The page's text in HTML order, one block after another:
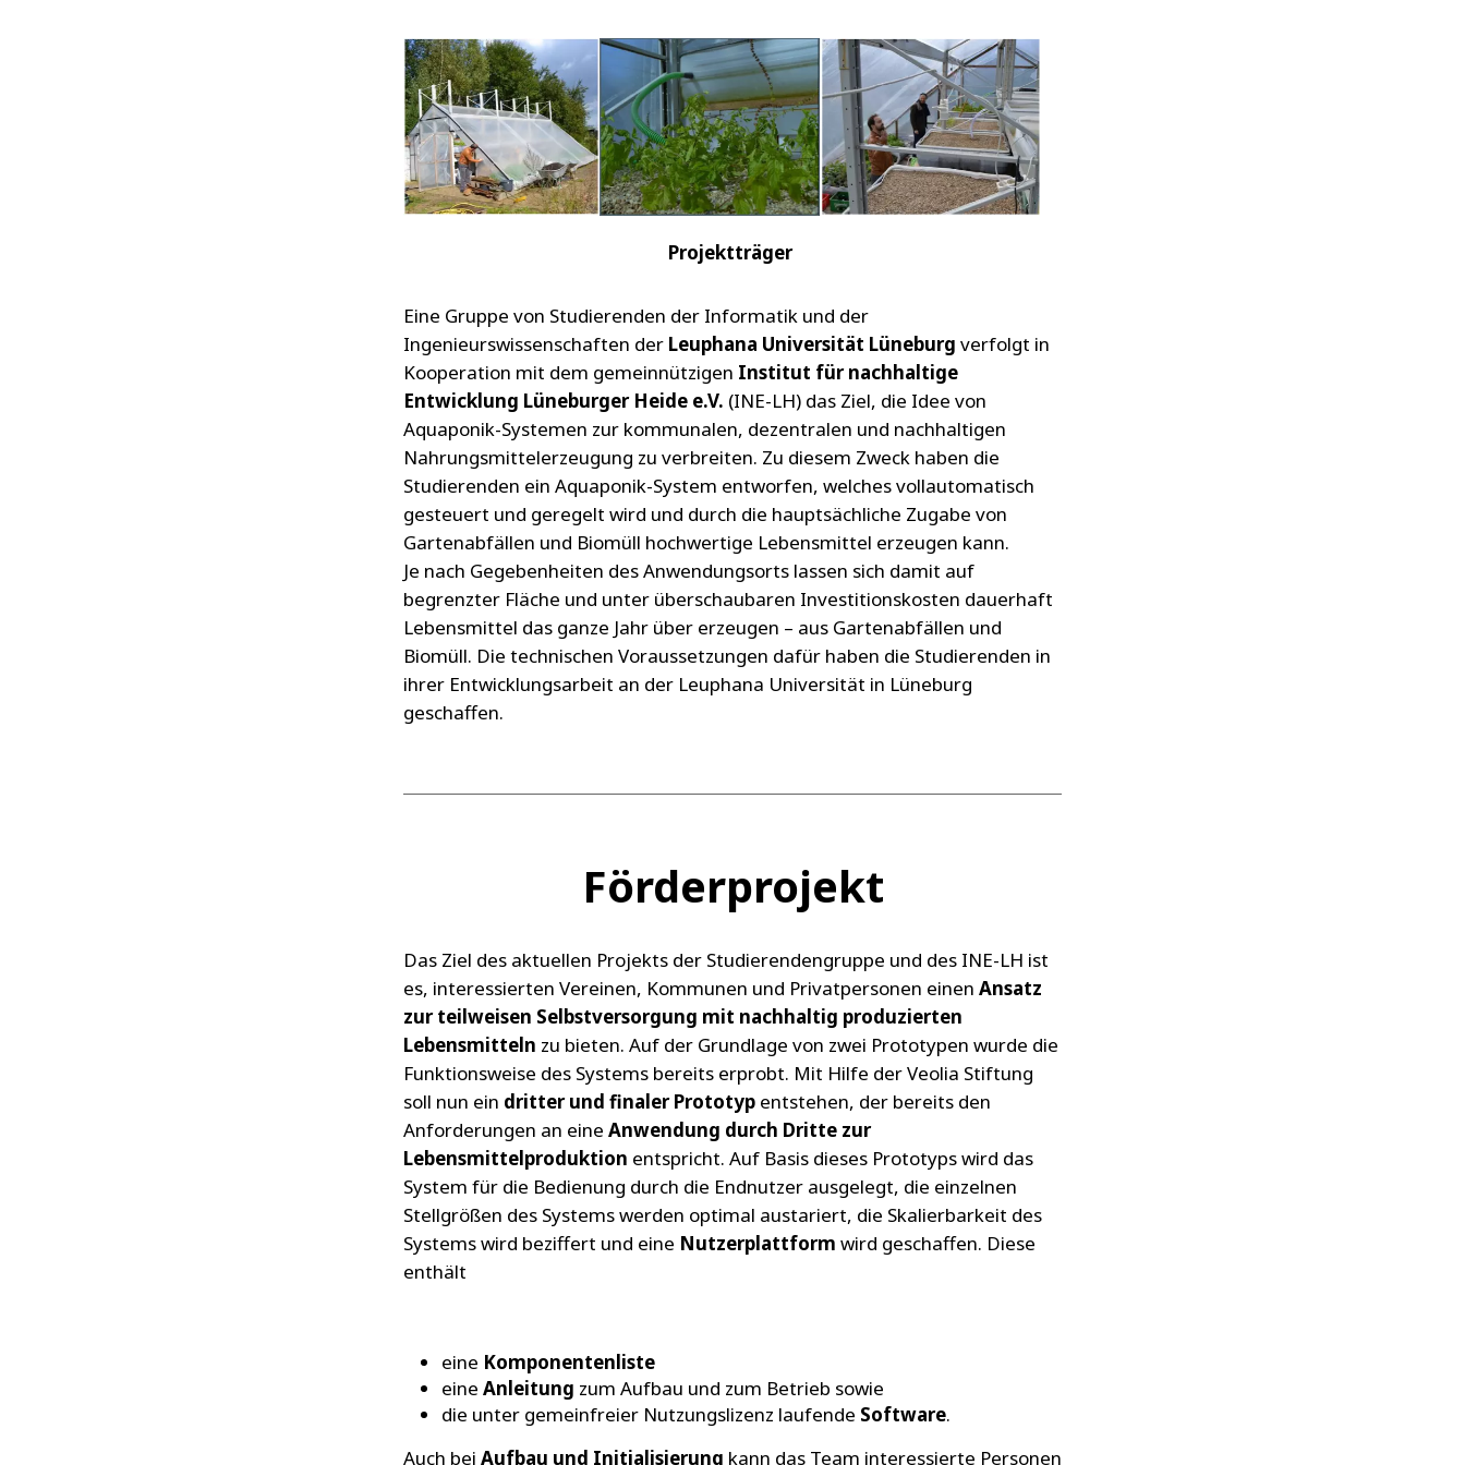
Projektträger
Eine Gruppe von Studierenden der Informatik und der
Ingenieurswissenschaften der Leuphana Universität Lüneburg verfolgt in
Kooperation mit dem gemeinnützigen Institut für nachhaltige
Entwicklung Lüneburger Heide e.V. (INE-LH) das Ziel, die Idee von
Aquaponik-Systemen zur kommunalen, dezentralen und nachhaltigen
Nahrungsmittelerzeugung zu verbreiten. Zu diesem Zweck haben die
Studierenden ein Aquaponik-System entworfen, welches vollautomatisch
gesteuert und geregelt wird und durch die hauptsächliche Zugabe von
Gartenabfällen und Biomüll hochwertige Lebensmittel erzeugen kann.
Je nach Gegebenheiten des Anwendungsorts lassen sich damit auf
begrenzter Fläche und unter überschaubaren Investitionskosten dauerhaft
Lebensmittel das ganze Jahr über erzeugen – aus Gartenabfällen und
Biomüll. Die technischen Voraussetzungen dafür haben die Studierenden in
ihrer Entwicklungsarbeit an der Leuphana Universität in Lüneburg
geschaffen.
Förderprojekt
Das Ziel des aktuellen Projekts der Studierendengruppe und des INE-LH ist
es, interessierten Vereinen, Kommunen und Privatpersonen einen Ansatz
zur teilweisen Selbstversorgung mit nachhaltig produzierten
Lebensmitteln zu bieten. Auf der Grundlage von zwei Prototypen wurde die
Funktionsweise des Systems bereits erprobt. Mit Hilfe der Veolia Stiftung
soll nun ein dritter und finaler Prototyp entstehen, der bereits den
Anforderungen an eine Anwendung durch Dritte zur
Lebensmittelproduktion entspricht. Auf Basis dieses Prototyps wird das
System für die Bedienung durch die Endnutzer ausgelegt, die einzelnen
Stellgrößen des Systems werden optimal austariert, die Skalierbarkeit des
Systems wird beziffert und eine Nutzerplattform wird geschaffen. Diese
enthält
eine Komponentenliste
eine Anleitung zum Aufbau und zum Betrieb sowie
die unter gemeinfreier Nutzungslizenz laufende Software.
Auch bei Aufbau und Initialisierung kann das Team interessierte Personen